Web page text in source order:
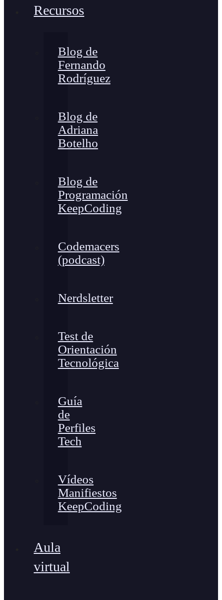
Recursos
Blog de
Fernando
Rodríguez
Blog de
Adriana
Botelho
Blog de
Programación
KeepCoding
Codemacers
(podcast)
Nerdsletter
Test de
Orientación
Tecnológica
Guía
de
Perfiles
Tech
Vídeos
Manifiestos
KeepCoding
Aula
virtual